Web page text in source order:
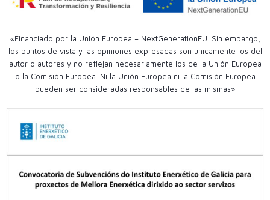
«Financiado por la Unión Europea – NextGenerationEU. Sin embargo,
los puntos de vista y las opiniones expresadas son únicamente los del
autor o autores y no reflejan necesariamente los de la Unión Europea
o la Comisión Europea. Ni la Unión Europea ni la Comisión Europea
pueden ser consideradas responsables de las mismas»